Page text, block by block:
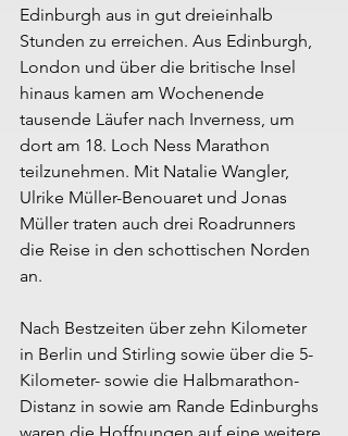
Edinburgh aus in gut dreieinhalb
Stunden zu erreichen. Aus Edinburgh,
London und über die britische Insel
hinaus kamen am Wochenende
tausende Läufer nach Inverness, um
dort am 18. Loch Ness Marathon
teilzunehmen. Mit Natalie Wangler,
Ulrike Müller-Benouaret und Jonas
Müller traten auch drei Roadrunners
die Reise in den schottischen Norden
an.
Nach Bestzeiten über zehn Kilometer
in Berlin und Stirling sowie über die 5-
Kilometer- sowie die Halbmarathon-
Distanz in sowie am Rande Edinburghs
waren die Hoffnungen auf eine weitere